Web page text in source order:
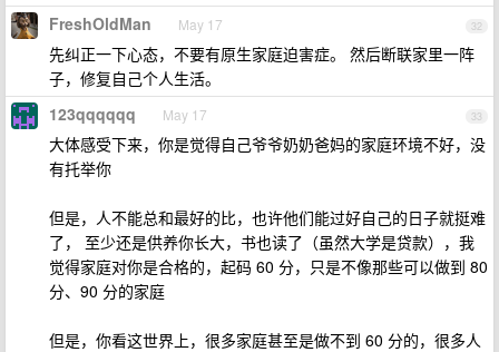
32
FreshOldMan May 17
先纠正一下心态，不要有原生家庭迫害症。 然后断联家里一阵
子，修复自己个人生活。
33
123qqqqqq May 17
大体感受下来，你是觉得自己爷爷奶奶爸妈的家庭环境不好，没
有托举你
但是，人不能总和最好的比，也许他们能过好自己的日子就挺难
了， 至少还是供养你长大，书也读了（虽然大学是贷款），我
觉得家庭对你是合格的，起码 60 分，只是不像那些可以做到 80
分、90 分的家庭
但是，你看这世界上，很多家庭甚至是做不到 60 分的，很多人